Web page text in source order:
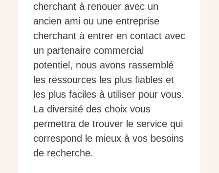
cherchant à renouer avec un
ancien ami ou une entreprise
cherchant à entrer en contact avec
un partenaire commercial
potentiel, nous avons rassemblé
les ressources les plus fiables et
les plus faciles à utiliser pour vous.
La diversité des choix vous
permettra de trouver le service qui
correspond le mieux à vos besoins
de recherche.